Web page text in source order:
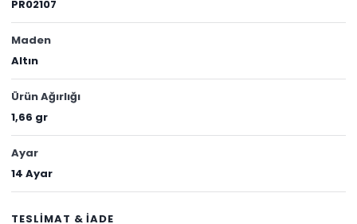
PR02107
Maden
Altın
Ürün Ağırlığı
1,66 gr
Ayar
14 Ayar
TESLİMAT & İADE